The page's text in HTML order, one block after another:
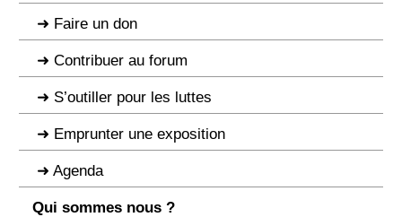
Faire un don
Contribuer au forum
S’outiller pour les luttes
Emprunter une exposition
Agenda
Qui sommes nous ?